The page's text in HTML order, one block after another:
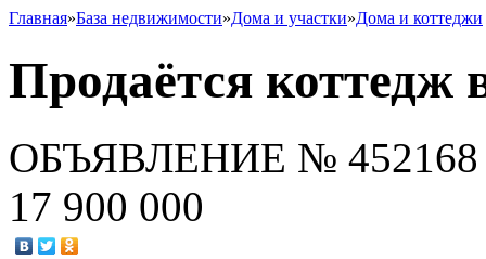
Главная»База недвижимости»Дома и участки»Дома и коттеджи
Продаётся коттедж
ОБЪЯВЛЕНИЕ № 452168
17 900 000